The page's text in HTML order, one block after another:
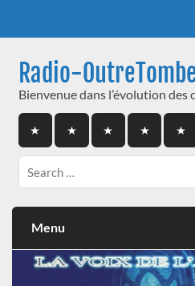
Radio-
Bienvenue dans l’évolution des
Menu